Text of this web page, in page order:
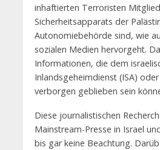
inhaftierten Terroristen
Sicherheitsapparats der
Autonomiebehörde sind, wie
sozialen Medien hervorgeht.
Informationen, die dem
Inlandsgeheimdienst (ISA)
verborgen geblieben sein
Diese journalistischen
Mainstream-Presse in Israel
bis gar keine Beachtung.